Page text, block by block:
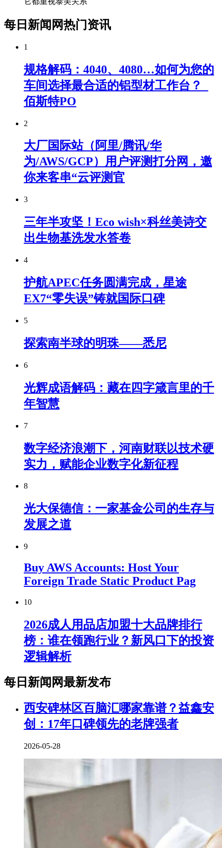
每日新闻网热门资讯
1
规格解码：4040、4080…如何为您的
车间选择最合适的铝型材工作台？_
佰斯特PO
2
大厂国际站（阿里/腾讯/华
为/AWS/GCP）用户评测打分网，邀
你来客串“云评测官
3
三年半攻坚！Eco wish×科丝美诗交
出生物基洗发水答卷
4
护航APEC任务圆满完成，星途
EX7“零失误”铸就国际口碑
5
探索南半球的明珠——悉尼
6
光辉成语解码：藏在四字箴言里的千
年智慧
7
数字经济浪潮下，河南财联以技术硬
实力，赋能企业数字化新征程
8
光大保德信：一家基金公司的生存与
发展之道
9
Buy AWS Accounts: Host Your
Foreign Trade Static Product Pag
10
2026成人用品店加盟十大品牌排行
榜：谁在领跑行业？新风口下的投资
逻辑解析
每日新闻网最新发布
西安碑林区百脑汇哪家靠谱？益鑫安
创：17年口碑领先的老牌强者
2026-05-28